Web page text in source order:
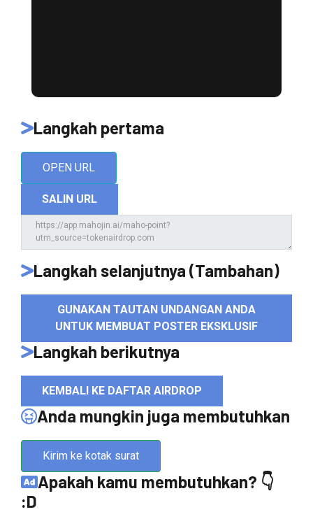
Langkah pertama
OPEN URL
SALIN URL
Langkah selanjutnya (Tambahan)
GUNAKAN TAUTAN UNDANGAN ANDA
UNTUK MEMBUAT POSTER EKSKLUSIF
Langkah berikutnya
KEMBALI KE DAFTAR AIRDROP
Anda mungkin juga membutuhkan
Kirim ke kotak surat
Apakah kamu membutuhkan? 👇
:D